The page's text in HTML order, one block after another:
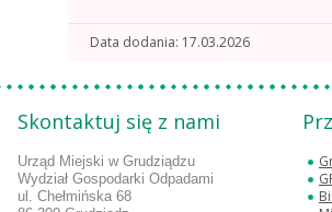
Data dodania 17.03.2026
Skontaktuj się z nami
Urząd Miejski w Grudziądzu
Wydział Gospodarki Odpadami
ul. Chełmińska 68